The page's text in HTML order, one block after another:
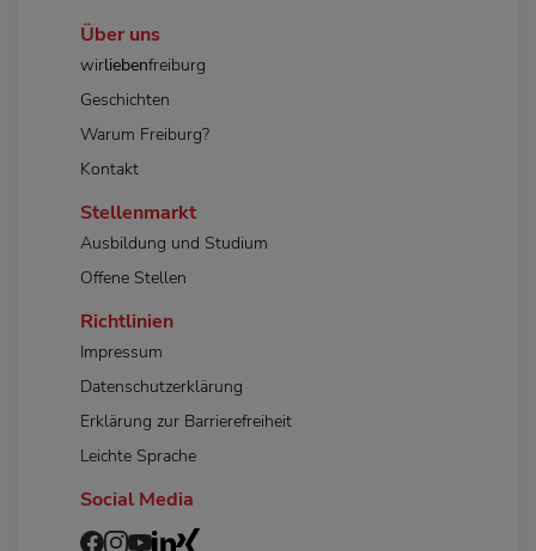
Über uns
wirliebenfreiburg
Geschichten
Warum Freiburg?
Kontakt
Stellenmarkt
Ausbildung und Studium
Offene Stellen
Richtlinien
Impressum
Datenschutzerklärung
Erklärung zur Barrierefreiheit
Leichte Sprache
Social Media